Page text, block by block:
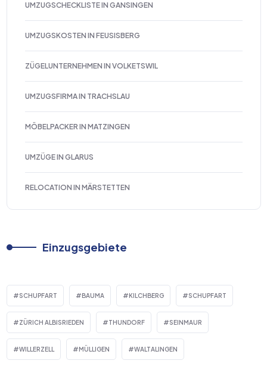
UMZUGSCHECKLISTE IN GANSINGEN
UMZUGSKOSTEN IN FEUSISBERG
ZÜGELUNTERNEHMEN IN VOLKETSWIL
UMZUGSFIRMA IN TRACHSLAU
MÖBELPACKER IN MATZINGEN
UMZÜGE IN GLARUS
RELOCATION IN MÄRSTETTEN
Einzugsgebiete
SCHUPFART BAUMA KILCHBERG SCHUPFART
ZÜRICH ALBISRIEDEN THUNDORF SEINMAUR
WILLERZELL MÜLLIGEN WALTALINGEN